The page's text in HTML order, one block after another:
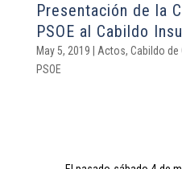
Presentación de la
PSOE al Cabildo
May 5, 2019 Actos, Cabildo de
PSOE